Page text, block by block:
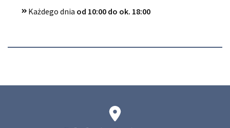
Każdego dnia od 10:00 do ok. 18:00